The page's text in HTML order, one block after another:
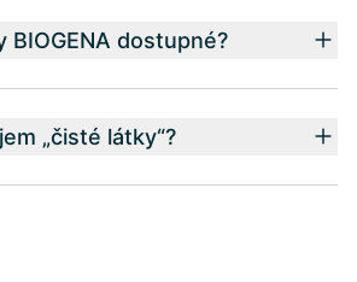
BIOGENA dostupné?
„čisté látky“?